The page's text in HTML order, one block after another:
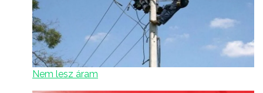
Nem lesz áram